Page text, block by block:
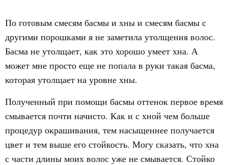
По готовым смесям басмы и хны и смесям басмы с
другими порошками я не заметила утолщения волос.
Басма не утолщает, как это хорошо умеет хна. А
может мне просто еще не попала в руки такая басма,
которая утолщает на уровне хны.
Полученный при помощи басмы оттенок первое время
смывается почти начисто. Как и с хной чем больше
процедур окрашивания, тем насыщеннее получается
цвет и тем выше его стойкость. Могу сказать, что хна
с части длины моих волос уже не смывается. Стойко